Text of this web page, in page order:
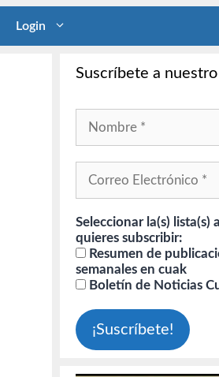
Login
Suscríbete a
Seleccionar la(s) lista(s)
quieres subscribir:
Resumen de
semanales en cuak
Boletín de Noticias